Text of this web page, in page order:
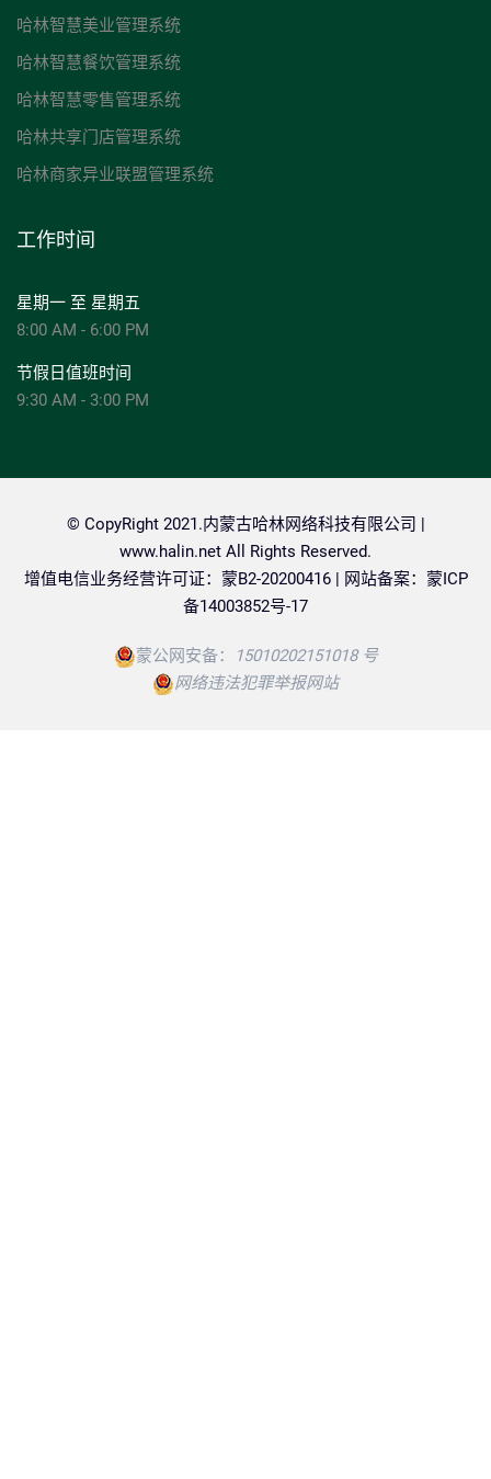
哈林智慧美业管理系统
哈林智慧餐饮管理系统
哈林智慧零售管理系统
哈林共享门店管理系统
哈林商家异业联盟管理系统
工作时间
星期一 至 星期五
8:00 AM - 6:00 PM
节假日值班时间
9:30 AM - 3:00 PM
© CopyRight 2021.内蒙古哈林网络科技有限公司 |
www.halin.net All Rights Reserved.
增值电信业务经营许可证：蒙B2-20200416 | 网站备案： 蒙ICP
备14003852号-17
蒙公网安备：
15010202151018 号
网络违法犯罪举报网站